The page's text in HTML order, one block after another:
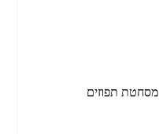
מסחטת תפוזים